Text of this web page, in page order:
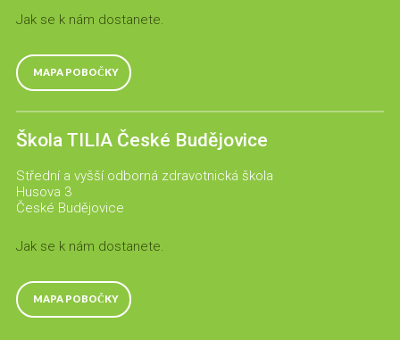
Jak se k nám dostanete.
MAPA POBOČKY
Škola TILIA České Budějovice
Střední a vyšší odborná zdravotnická škola
Husova 3
České Budějovice
Jak se k nám dostanete.
MAPA POBOČKY